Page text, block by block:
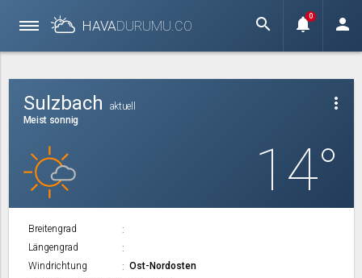
HAVADURUMU.CO search notifications
0 person
more_vert
Sulzbach
aktuell
Meist sonnig
14°
Breitengrad
Längengrad
Windrichtung
Ost-Nordosten